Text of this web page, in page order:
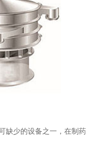
缺少的设备之一，在制药